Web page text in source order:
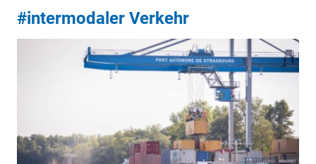
#intermodaler Verkehr